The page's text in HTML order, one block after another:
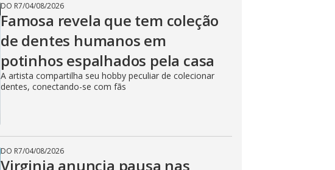
DO R7/04/08/2026
Famosa revela que tem coleção
de dentes humanos em
potinhos espalhados pela casa
A artista compartilha seu hobby peculiar de colecionar
dentes, conectando-se com fãs
DO R7/04/08/2026
Virginia anuncia pausa nas